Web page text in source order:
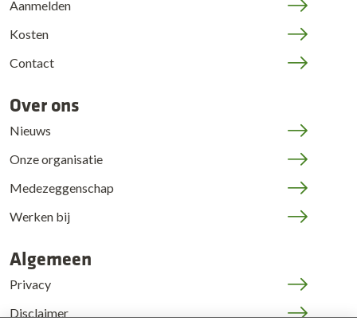
Aanmelden
Kosten
Contact
Over ons
Nieuws
Onze organisatie
Medezeggenschap
Werken bij
Algemeen
Privacy
Disclaimer